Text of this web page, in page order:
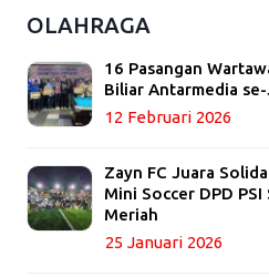
OLAHRAGA
16 Pasangan
Biliar Antarmedia
12 Februari 2026
Zayn FC Juara
Mini Soccer DPD
Meriah
25 Januari 2026